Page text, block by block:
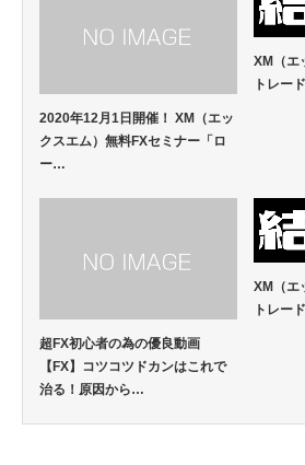
2020年12月1日開催！ XM（エッ
クスエム）無料FXセミナー「ロ
ー…
XM（エ
トレー
超FX初心者の為の優良動画
【FX】コツコツドカンはこれで
治る！原因から…
XM（エ
トレー